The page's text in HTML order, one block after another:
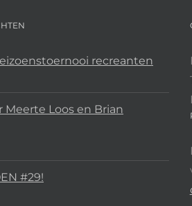
recreanten
Meerte Loos en Brian
#29!